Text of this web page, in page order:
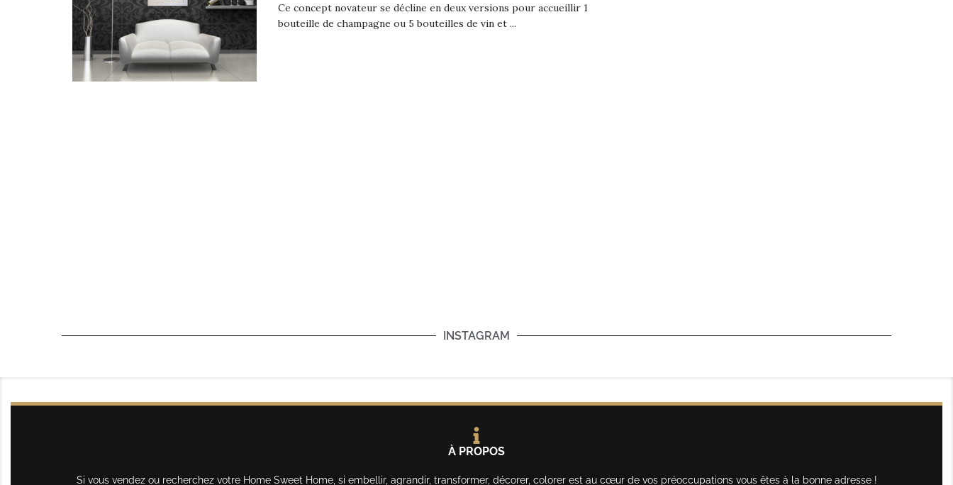
Ce concept novateur se décline en deux versions pour accueillir 1
bouteille de champagne ou 5 bouteilles de vin et ...
INSTAGRAM
À PROPOS
Si vous vendez ou recherchez votre Home Sweet Home, si embellir, agrandir, transformer, décorer, colorer est au cœur de vos préoccupations vous êtes à la bonne adresse !